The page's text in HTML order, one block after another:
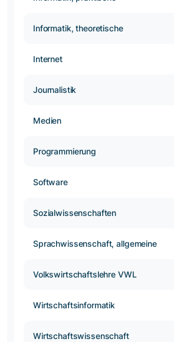
Informatik, theoretische
Internet
Journalistik
Medien
Programmierung
Software
Sozialwissenschaften
Sprachwissenschaft, allgemeine
Volkswirtschaftslehre VWL
Wirtschaftsinformatik
Wirtschaftswissenschaft